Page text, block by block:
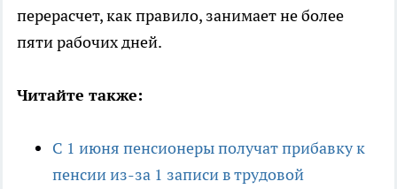
перерасчет, как правило, занимает не более
пяти рабочих дней.
Читайте также:
С 1 июня пенсионеры получат прибавку к
пенсии из-за 1 записи в трудовой